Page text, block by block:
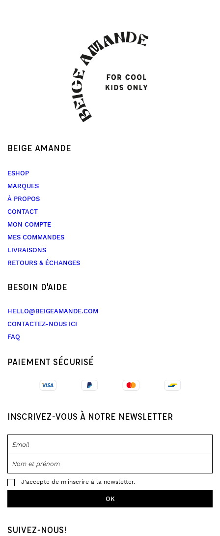
BEIGE AMANDE
ESHOP
MARQUES
À PROPOS
CONTACT
MON COMPTE
MES COMMANDES
LIVRAISONS
RETOURS & ÉCHANGES
BESOIN D'AIDE
HELLO@BEIGEAMANDE.COM
CONTACTEZ-NOUS ICI
FAQ
PAIEMENT SÉCURISÉ
INSCRIVEZ-VOUS À NOTRE NEWSLETTER
J'accepte de m'inscrire à la newsletter.
SUIVEZ-NOUS!